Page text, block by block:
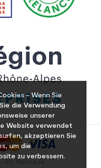
– Wenn Sie
die Verwendung
unserer
Website verwendet
akzeptieren Sie
um die
zu verbessern.